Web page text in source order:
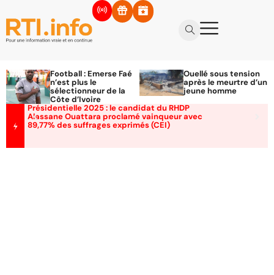
Football : Emerse Faé
n’est plus le
sélectionneur de la
Côte d’Ivoire
Ouellé sous tension
après le meurtre d’un
jeune homme
Présidentielle 2025 : le candidat du RHDP
Alassane Ouattara proclamé vainqueur avec
89,77% des suffrages exprimés (CEI)